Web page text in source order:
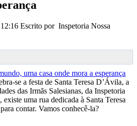
Escrito por Inspetoria Nossa
se a festa de Santa Teresa D’Ávila, a
das Irmãs Salesianas, da Inspetoria
uma rua dedicada à Santa Teresa
contar. Vamos conhecê-la?